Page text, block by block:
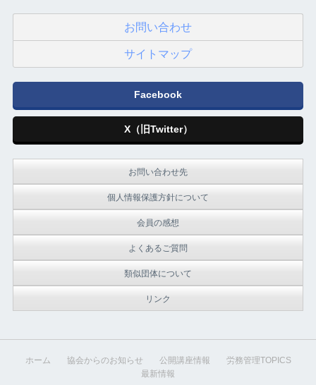
お問い合わせ
サイトマップ
Facebook
X（旧Twitter）
お問い合わせ先
個人情報保護方針について
会員の感想
よくあるご質問
類似団体について
リンク
ホーム 協会からのお知らせ 公開講座情報
労務管理TOPICS
最新情報